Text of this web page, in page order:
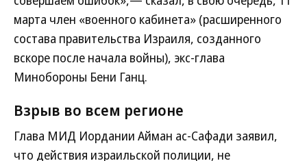
марта член «военного кабинета» (расширенного
состава правительства Израиля, созданного
вскоре после начала войны), экс-глава
Минобороны Бени Ганц.
Взрыв во всем регионе
Глава МИД Иордании Айман ас-Сафади заявил,
что действия израильской полиции, не